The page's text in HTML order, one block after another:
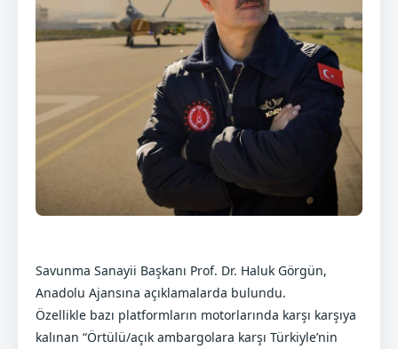
Savunma Sanayii Başkanı Prof. Dr. Haluk Görgün,
Anadolu Ajansına açıklamalarda bulundu.
Özellikle bazı platformların motorlarında karşı karşıya
kalınan “Örtülü/açık ambargolara karşı Türkiyle’nin